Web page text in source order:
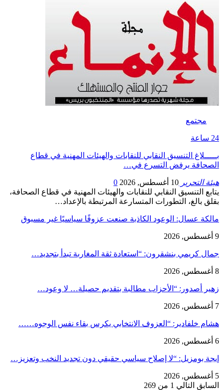
مجتمع
24 ساعة
بـــــلاغ التنسيق النقابي للنقابات والهيئات المهنية في قطاع
الصحافة يرفض التسرع في…
هيئة التحرير 10 أغسطس, 2026
0
يتابع التنسيق النقابي للنقابات والهيئات المهنية في قطاع الصحافة،
بقلق بالغ، التطورات المتسارعة المرتبطة بالإعداد…
مالكة عسال: الوعود الكاذبة صنعت عزوفًا سياسيًا غير مسبوق
9 أغسطس, 2026
جمال كريمي بنشقرون: “استعادة ثقة المغاربة تبدأ بتجديد…
8 أغسطس, 2026
زهير أصدور: “الأحزاب مطالبة بتقديم حصيلة… لا وعود…
7 أغسطس, 2026
هشام خلفادير: “العزوف الانتخابي يكرس بقاء نفس الوجوه……
6 أغسطس, 2026
إيجة بومزيل: “لا إصلاح سياسي حقيقي دون تجديد النخب وتعزيز…
5 أغسطس, 2026
السابق التالي 1 من 269